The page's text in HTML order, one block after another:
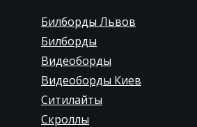
Билборды Львов
Билборды
Видеоборды
Видеоборды Киев
Ситилайты
Скроллы